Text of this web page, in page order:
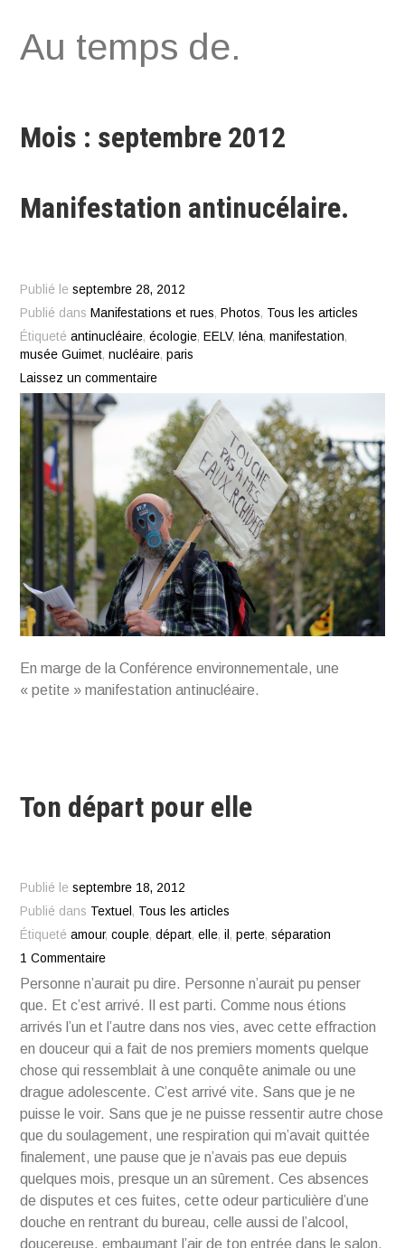
au
Au temps de.
Mois : septembre 2012
Manifestation antinucélaire.
Publié leseptembre 28, 2012
Publié dans Manifestations et rues, Photos, Tous les articles
Étiquetéantinucléaire,écologie, EELV, Iéna,manifestation,
musée Guimet,nucléaire,paris
Laissez un commentaire
En marge de la Conférence environnementale, une
« petite » manifestation antinucléaire.
Ton départ pour elle
Publié leseptembre 18, 2012
Publié dans Textuel , Tous les articles
Étiquetéamour,couple,départ,elle,il ,perte,séparation
1 Commentaire
Personne n’aurait pu dire. Personne n’aurait pu penser
que. Et c’est arrivé. Il est parti. Comme nous étions
arrivés l’un et l’autre dans nos vies, avec cette effraction
en douceur qui a fait de nos premiers moments quelque
chose qui ressemblait à une conquête animale ou une
drague adolescente. C’est arrivé vite. Sans que je ne
puisse le voir. Sans que je ne puisse ressentir autre chose
que du soulagement, une respiration qui m’avait quittée
finalement, une pause que je n’avais pas eue depuis
quelques mois, presque un an sûrement. Ces absences
de disputes et ces fuites, cette odeur particulière d’une
douche en rentrant du bureau, celle aussi de l’alcool,
doucereuse, embaumant l’air de ton entrée dans le salon,